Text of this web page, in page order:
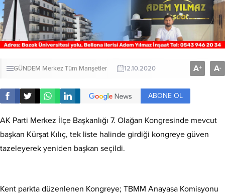
GÜNDEM MerkezTüm Manşetler 12.10.2020 A+ A-
ABONE OL
AK Parti Merkez İlçe Başkanlığı 7. Olağan Kongresinde mevcut
başkan Kürşat Kılıç, tek liste halinde girdiği kongreye güven
tazeleyerek yeniden başkan seçildi.
Kent parkta düzenlenen Kongreye; TBMM Anayasa Komisyonu